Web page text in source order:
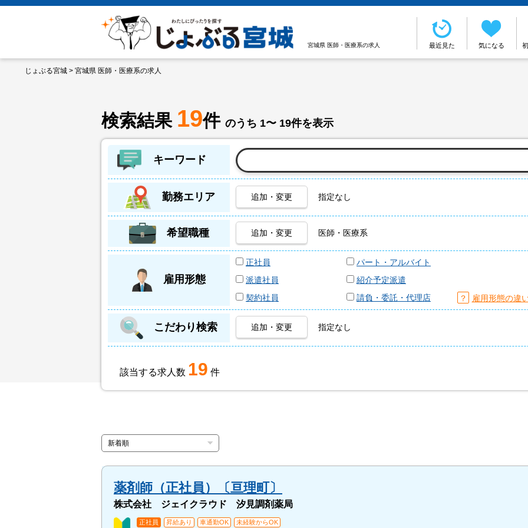
宮城県 医師・医療系の求人 最近見た 気になる
じょぶる宮城 > 宮城県 医師・医療系の求人
検索結果 19件 のうち 1〜 19件を表示
キーワード
勤務エリア 追加・変更 指定なし
希望職種 追加・変更 医師・医療系
雇用形態
正社員
パート・アルバイト
派遣社員
紹介予定派遣
契約社員
請負・委託・代理店 ？ 雇用形態の違
こだわり検索 追加・変更 指定なし
該当する求人数 19 件
薬剤師（正社員）〔亘理町〕
株式会社 ジェイクラウド 汐見調剤薬局
正社員 昇給あり 車通勤OK 未経験からOK